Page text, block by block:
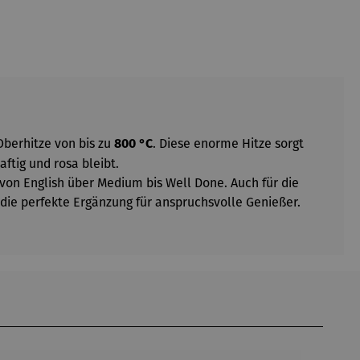
von bis zu 800 °C. Diese enorme Hitze sorgt
und rosa bleibt.
English über Medium bis Well Done. Auch für die
perfekte Ergänzung für anspruchsvolle Genießer.